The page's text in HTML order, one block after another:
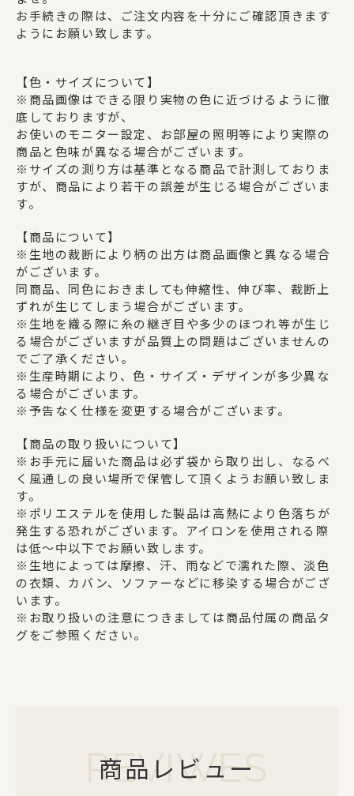
お手続きの際は、ご注文内容を十分にご確認頂きます
ようにお願い致します。
【色・サイズについて】
※商品画像はできる限り実物の色に近づけるように徹
底しておりますが、
お使いのモニター設定、お部屋の照明等により実際の
商品と色味が異なる場合がございます。
※サイズの測り方は基準となる商品で計測しておりま
すが、商品により若干の誤差が生じる場合がございま
す。
【商品について】
※生地の裁断により柄の出方は商品画像と異なる場合
がございます。
同商品、同色におきましても伸縮性、伸び率、裁断上
ずれが生じてしまう場合がございます。
※生地を織る際に糸の継ぎ目や多少のほつれ等が生じ
る場合がございますが品質上の問題はございませんの
でご了承ください。
※生産時期により、色・サイズ・デザインが多少異な
る場合がございます。
※予告なく仕様を変更する場合がございます。
【商品の取り扱いについて】
※お手元に届いた商品は必ず袋から取り出し、なるべ
く風通しの良い場所で保管して頂くようお願い致しま
す。
※ポリエステルを使用した製品は高熱により色落ちが
発生する恐れがございます。アイロンを使用される際
は低～中以下でお願い致します。
※生地によっては摩擦、汗、雨などで濡れた際、淡色
の衣類、カバン、ソファーなどに移染する場合がござ
います。
※お取り扱いの注意につきましては商品付属の商品タ
グをご参照ください。
REVIWES
商品レビュー